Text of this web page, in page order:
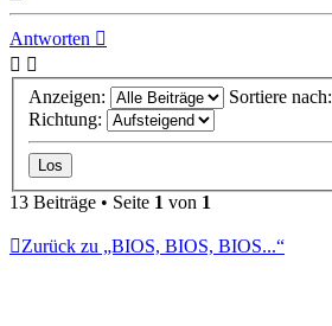
Antworten
Anzeigen:
Sortiere nach:
Richtung:
13 Beiträge • Seite 1 von 1
Zurück zu „BIOS, BIOS, BIOS...“